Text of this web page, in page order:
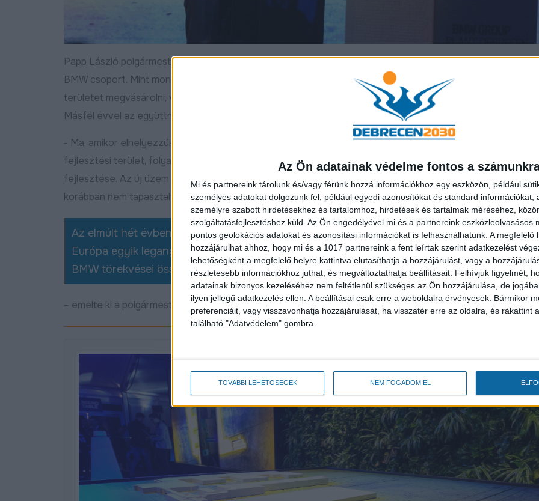
Az Ön adatainak védelme fontos a
Mi és partnereink tárolunk és/vagy férünk hozzá információkhoz egy eszközön, például
személyes adatokat dolgozunk fel, például egyedi azonosítókat és standard információkat,
személyre szabott hirdetésekhez és tartalomhoz, hirdetések és tartalmak méréséhez,
szolgáltatásfejlesztéshez küld. Az Ön engedélyével mi és a partnereink eszközleolvasásos
pontos geolokációs adatokat és azonosítási információkat is felhasználhatunk. A megfelelő
hozzájárulhat ahhoz, hogy mi és a 1017 partnereink a fent leírtak szerint adatkezelést
lehetőségként a megfelelő helyre kattintva elutasíthatja a hozzájárulást, vagy a
részletesebb információkhoz juthat, és megváltoztathatja beállításait. Felhívjuk figyelmét,
adatainak bizonyos kezeléséhez nem feltétlenül szükséges az Ön hozzájárulása, de
ilyen jellegű adatkezelés ellen. A beállításai csak erre a weboldalra érvényesek. Bármikor
preferenciáit, vagy visszavonhatja hozzájárulását, ha visszatér erre az oldalra, és rákattint
található "Adatvédelem" gombra.
TOVÁBBI LEHETŐSÉGEK NEM FOGADOM EL
Papp László polgármester emlékeztetett, 2018. október 12-én kezdte el írni közös történetét Debrecen
BMW csoport. Mint mondta, a nehézségek ellenére rekord gyorsasággal, félév alatt sikerült a 400 hektáros
területet megvásárolni, valamint további területet az ipari infrastruktúra és a beszállítók számára biztosítani.
Másfél évvel az együttműködés után, 2020 májusában vehette át a BMW a megfelelően előkészített
- Ma, amikor elhelyezzük az alapkövet, minden adott, hogy elkészüljön a gyár, rendelkezésre áll a teljes
fejlesztési terület, folyamatban van a közúti és vasúti kapcsolatok kialakítása és elkezdődött a beszállítói
fejlesztése. Az új üzem átértelmezi az autógyártást, mi is újradefiniáljuk Debrecent, a bejelentést
korábban nem tapasztalt dinamizmus és fejlődés jellemzi a várost.
Az elmúlt hét évben megtízszereztük Debrecen iparterületeinek nagyságát, létrehozva
Európa egyik legangyobb ipari övezetét, munkahelyek ezreit. Érthető, hogy Debrecen és a
BMW törekvései összhangban vannak egymással
– emelte ki a polgármester.